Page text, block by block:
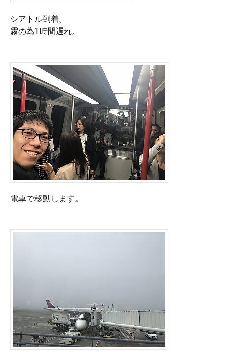
シアトル到着。
霧の為1時間遅れ。
電車で移動します。